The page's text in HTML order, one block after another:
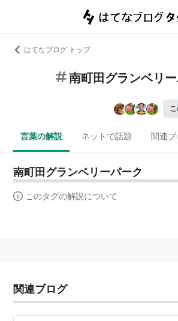
はてなブログ トップ
南町田グランベリ
言葉の解説 ネットで話題 関連
南町田グランベリーパーク
このタグの解説について
関連ブログ